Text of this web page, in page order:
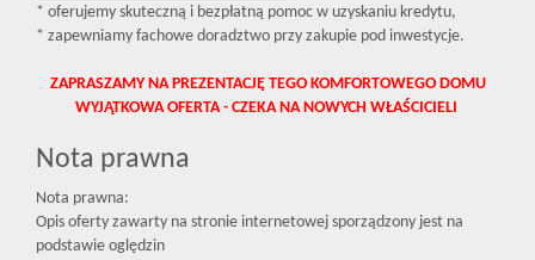
* oferujemy skuteczną i bezpłatną pomoc w uzyskaniu kredytu,
* zapewniamy fachowe doradztwo przy zakupie pod inwestycje.
ZAPRASZAMY NA PREZENTACJĘ TEGO KOMFORTOWEGO DOMU
WYJĄTKOWA OFERTA - CZEKA NA NOWYCH WŁAŚCICIELI
Nota prawna
Nota prawna:
Opis oferty zawarty na stronie internetowej sporządzony jest na
podstawie oględzin